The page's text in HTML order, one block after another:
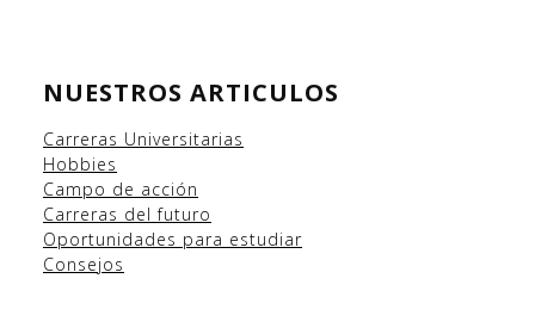
NUESTROS ARTICULOS
Carreras Universitarias
Hobbies
Campo de acción
Carreras del futuro
Oportunidades para estudiar
Consejos